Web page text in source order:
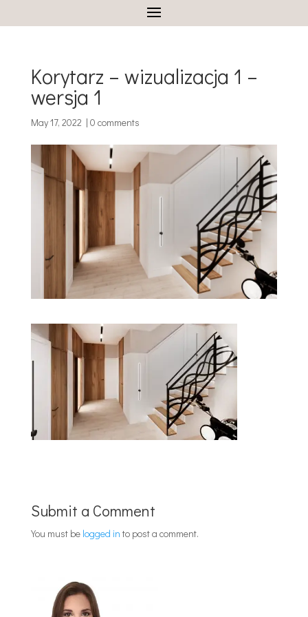
Korytarz – wizualizacja 1 –
wersja 1
May 17, 2022 | 0 comments
Submit a Comment
You must be logged in to post a comment.